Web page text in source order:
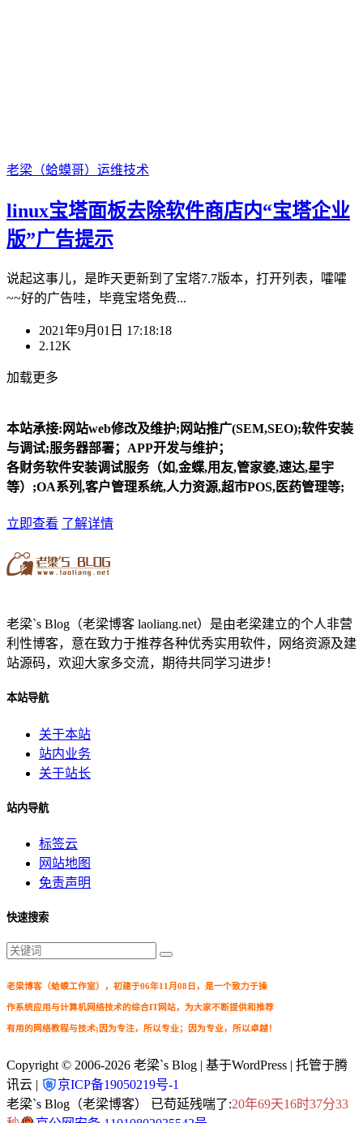
老梁（蛤蟆哥） 运维技术
linux宝塔面板去除软件商店内“宝塔企业
版”广告提示
说起这事儿，是昨天更新到了宝塔7.7版本，打开列表，嚯嚯
~~好的广告哇，毕竟宝塔免费...
2021年9月01日 17:18:18
2.12K
加载更多
本站承接:网站web修改及维护;网站推广(SEM,SEO);软件安装
与调试;服务器部署；APP开发与维护；
各财务软件安装调试服务（如,金蝶,用友,管家婆,速达,星宇
等）;OA系列,客户管理系统,人力资源,超市POS,医药管理等;
立即查看 了解详情
老梁`s Blog（老梁博客 laoliang.net）是由老梁建立的个人非营
利性博客，意在致力于推荐各种优秀实用软件，网络资源及建
站源码，欢迎大家多交流，期待共同学习进步！
本站导航
关于本站
站内业务
关于站长
站内导航
标签云
网站地图
免责声明
快速搜索
老梁博客（蛤蟆工作室），初建于06年11月08日，是一个致力于操
作系统应用与计算机网络技术的综合IT网站，为大家不断提供和推荐
有用的网络教程与技术;因为专注，所以专业；因为专业，所以卓越！
Copyright © 2006-2026 老梁`s Blog | 基于WordPress | 托管于腾
讯云 |
京ICP备19050219号-1
老梁`s Blog（老梁博客） 已苟延残喘了:20年69天16时37分33